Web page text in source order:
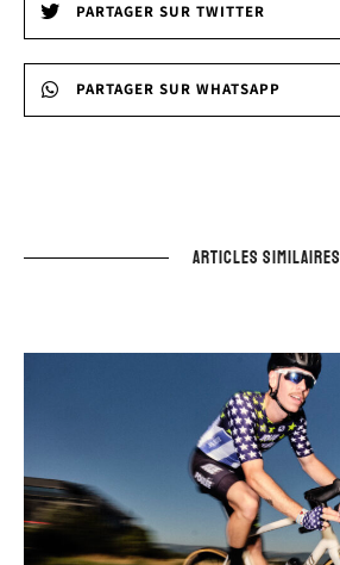
PARTAGER SUR TWITTER
PARTAGER SUR WHATSAPP
ARTICLES SIMILAIRES